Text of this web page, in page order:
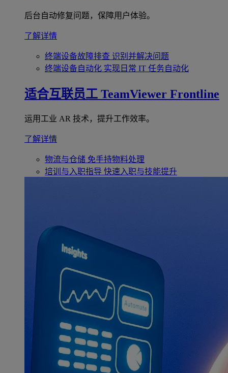
后台自动修复问题，保障用户体验。
了解详情
终端设备故障排查 识别并解决问题
终端设备自动化 实现日常 IT 任务自动化
适合互联员工 TeamViewer Frontline
运用工业 AR 技术，提升工作效率。
了解详情
物流与仓储 免手持物料处理
培训与入职指导 快速入职与技能提升